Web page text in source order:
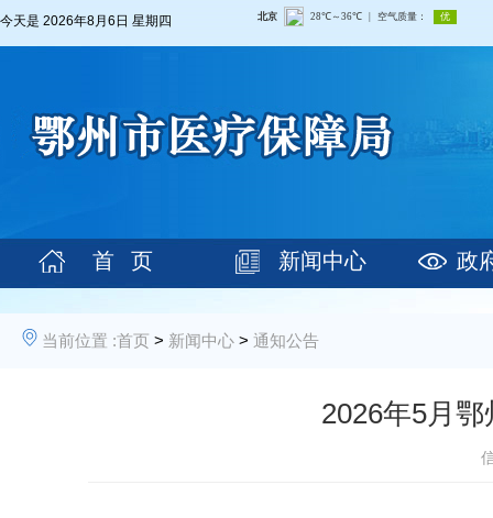
今天是 2026年8月6日 星期四
首 页 新闻中心 政
当前位置 :首页 > 新闻中心 > 通知公告
2026年5月